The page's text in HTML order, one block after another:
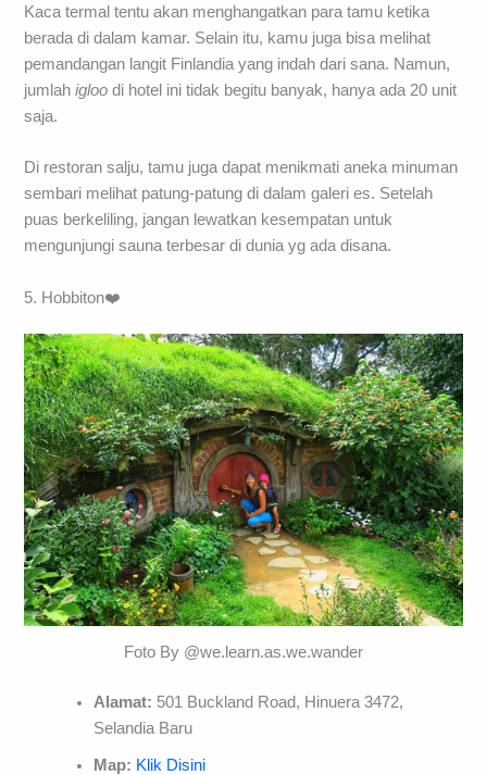
Kaca termal tentu akan menghangatkan para tamu ketika
berada di dalam kamar. Selain itu, kamu juga bisa melihat
pemandangan langit Finlandia yang indah dari sana. Namun,
jumlahigloo di hotel ini tidak begitu banyak, hanya ada 20 unit
saja.
Di restoran salju, tamu juga dapat menikmati aneka minuman
sembari melihat patung-patung di dalam galeri es. Setelah
puas berkeliling, jangan lewatkan kesempatan untuk
mengunjungi sauna terbesar di dunia yg ada disana.
5. Hobbiton❤️
Foto By @we.learn.as.we.wander
Alamat: 501 Buckland Road, Hinuera 3472,
Selandia Baru
Map: Klik Disini